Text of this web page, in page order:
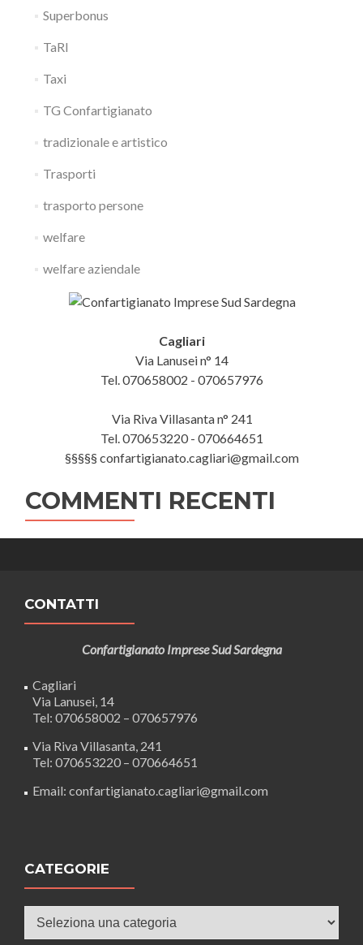
Superbonus
TaRI
Taxi
TG Confartigianato
tradizionale e artistico
Trasporti
trasporto persone
welfare
welfare aziendale
Cagliari
Via Lanusei n° 14
Tel. 070658002 - 070657976
Via Riva Villasanta n° 241
Tel. 070653220 - 070664651
§§§§§ confartigianato.cagliari@gmail.com
COMMENTI RECENTI
CONTATTI
Confartigianato Imprese Sud Sardegna
Cagliari
Via Lanusei, 14
Tel: 070658002 – 070657976
Via Riva Villasanta, 241
Tel: 070653220 – 070664651
Email: confartigianato.cagliari@gmail.com
CATEGORIE